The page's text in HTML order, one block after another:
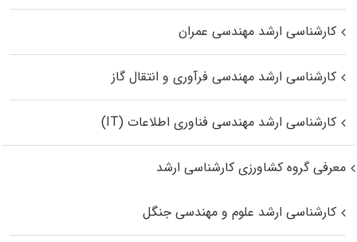
کارشناسی ارشد مهندسی عمران
کارشناسی ارشد مهندسی فرآوری و انتقال گاز
کارشناسی ارشد مهندسی فناوری اطلاعات (IT)
معرفی گروه کشاورزی کارشناسی ارشد
کارشناسی ارشد علوم و مهندسی جنگل